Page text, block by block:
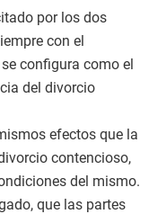
por los dos
con el
configura como el
del divorcio
efectos que la
contencioso,
del mismo.
que las partes